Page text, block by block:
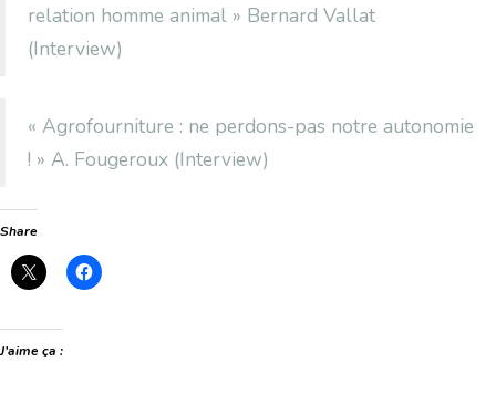
relation homme animal » Bernard Vallat
(Interview)
« Agrofourniture : ne perdons-pas notre autonomie
! » A. Fougeroux (Interview)
Share
J’aime ça :